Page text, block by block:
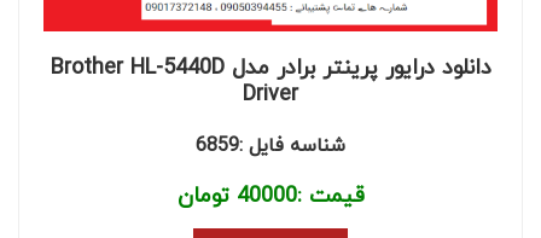
دانلود درایور پرینتر برادر مدل Brother HL-5440D
Driver
شناسه فایل :6859
قیمت :40000 تومان